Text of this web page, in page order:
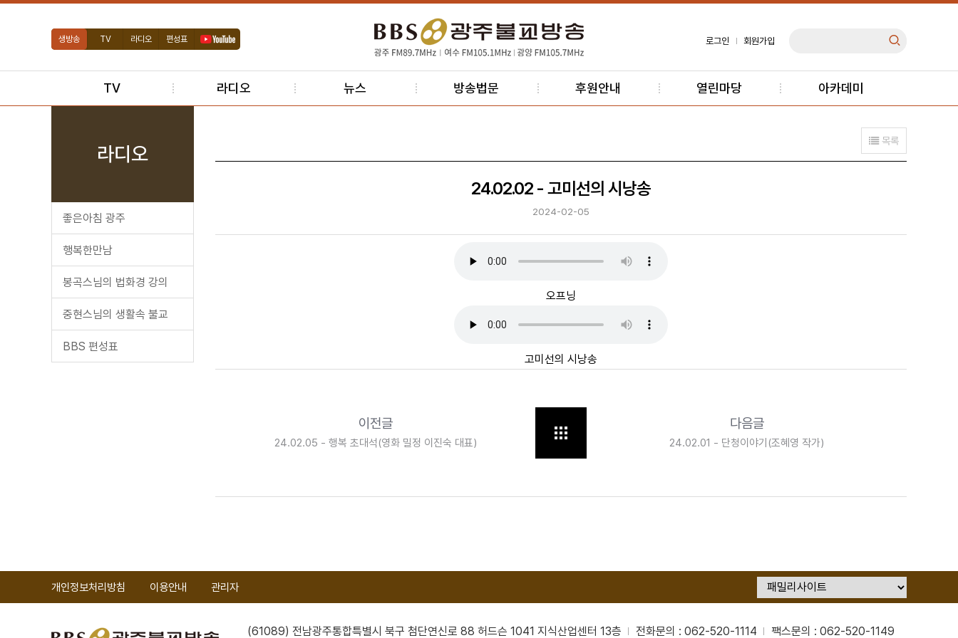
생방송 TV 라디오 편성표 로그인 회원가입
TV 라디오 뉴스 방송법문 후원안내 열린마당 아카데미
라디오
좋은아침 광주
행복한만남
봉곡스님의 법화경 강의
중현스님의 생활속 불교
BBS 편성표
목록
24.02.02 - 고미선의 시낭송
2024-02-05
오프닝
고미선의 시낭송
이전글
24.02.05 - 행복 초대석(영화 밀정 이진숙 대표)
다음글
24.02.01 - 단청이야기(조혜영 작가)
개인정보처리방침 이용안내 관리자
(61089) 전남광주통합특별시 북구 첨단연신로 88 허드슨 1041 지식산업센터 13층 전화문의 : 062-520-1114 팩스문의 : 062-520-1149